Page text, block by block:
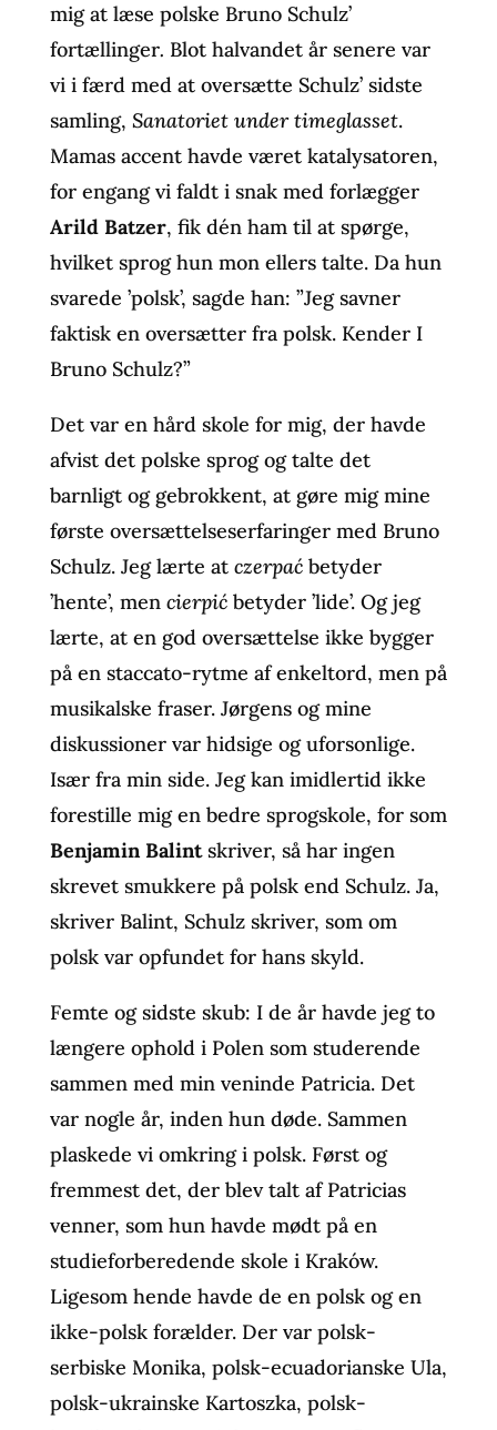
mig at læse polske Bruno Schulz’
fortællinger. Blot halvandet år senere var
vi i færd med at oversætte Schulz’ sidste
samling, Sanatoriet under timeglasset.
Mamas accent havde været katalysatoren,
for engang vi faldt i snak med forlægger
Arild Batzer, fik dén ham til at spørge,
hvilket sprog hun mon ellers talte. Da hun
svarede ’polsk’, sagde han: ”Jeg savner
faktisk en oversætter fra polsk. Kender I
Bruno Schulz?”
Det var en hård skole for mig, der havde
afvist det polske sprog og talte det
barnligt og gebrokkent, at gøre mig mine
første oversættelseserfaringer med Bruno
Schulz. Jeg lærte at czerpaćbetyder
’hente’, men cierpićbetyder ’lide’. Og jeg
lærte, at en god oversættelse ikke bygger
på en staccato-rytme af enkeltord, men på
musikalske fraser. Jørgens og mine
diskussioner var hidsige og uforsonlige.
Især fra min side. Jeg kan imidlertid ikke
forestille mig en bedre sprogskole, for som
Benjamin Balintskriver, så har ingen
skrevet smukkere på polsk end Schulz. Ja,
skriver Balint, Schulz skriver, som om
polsk var opfundet for hans skyld.
Femte og sidste skub: I de år havde jeg to
længere ophold i Polen som studerende
sammen med min veninde Patricia. Det
var nogle år, inden hun døde. Sammen
plaskede vi omkring i polsk. Først og
fremmest det, der blev talt af Patricias
venner, som hun havde mødt på en
studieforberedende skole i Kraków.
Ligesom hende havde de en polsk og en
ikke-polsk forælder. Der var polsk-
serbiske Monika, polsk-ecuadorianske Ula,
polsk-ukrainske Kartoszka, polsk-